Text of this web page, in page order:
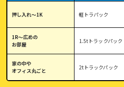
押し入れ〜1K 軽トラパック
1R〜広めの
お部屋
1.5tトラックパック
家の中や
オフィス丸ごと
2tトラックパック